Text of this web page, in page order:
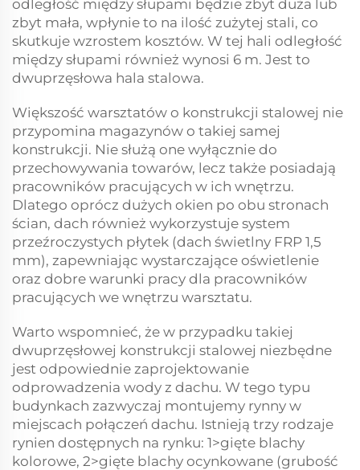
odległość między słupami będzie zbyt duża lub
zbyt mała, wpłynie to na ilość zużytej stali, co
skutkuje wzrostem kosztów. W tej hali odległość
między słupami również wynosi 6 m. Jest to
dwuprzęsłowa hala stalowa.
Większość warsztatów o konstrukcji stalowej nie
przypomina magazynów o takiej samej
konstrukcji. Nie służą one wyłącznie do
przechowywania towarów, lecz także posiadają
pracowników pracujących w ich wnętrzu.
Dlatego oprócz dużych okien po obu stronach
ścian, dach również wykorzystuje system
przeźroczystych płytek (dach świetlny FRP 1,5
mm), zapewniając wystarczające oświetlenie
oraz dobre warunki pracy dla pracowników
pracujących we wnętrzu warsztatu.
Warto wspomnieć, że w przypadku takiej
dwuprzęsłowej konstrukcji stalowej niezbędne
jest odpowiednie zaprojektowanie
odprowadzenia wody z dachu. W tego typu
budynkach zazwyczaj montujemy rynny w
miejscach połączeń dachu. Istnieją trzy rodzaje
rynien dostępnych na rynku: 1>gięte blachy
kolorowe, 2>gięte blachy ocynkowane (grubość